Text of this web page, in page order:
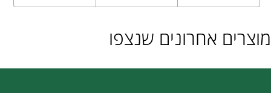
מוצרים אחרונים שנצפו